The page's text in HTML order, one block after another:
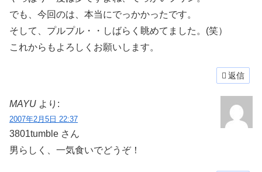
でも、今回のは、本当にでっかかったです。
そして、プルプル・・しばらく眺めてました。(笑）
これからもよろしくお願いします。
返信
MAYU より:
2007年2月5日 22:37
3801tumble さん
男らしく、一気食いでどうぞ！